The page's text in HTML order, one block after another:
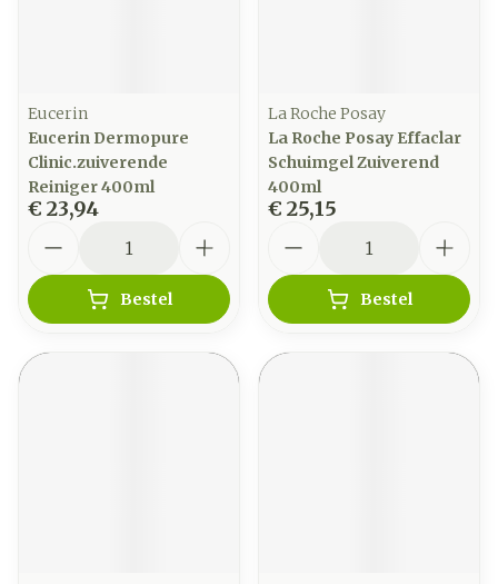
Eucerin
Eucerin Dermopure
Clinic.zuiverende
Reiniger 400ml
€ 23,94
Bestel
La Roche Posay
La Roche Posay Effaclar
Schuimgel Zuiverend
400ml
€ 25,15
Bestel